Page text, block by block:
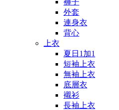
褲子
外套
連身衣
背心
上衣
夏日1加1
短袖上衣
無袖上衣
底層衣
襯衫
長袖上衣